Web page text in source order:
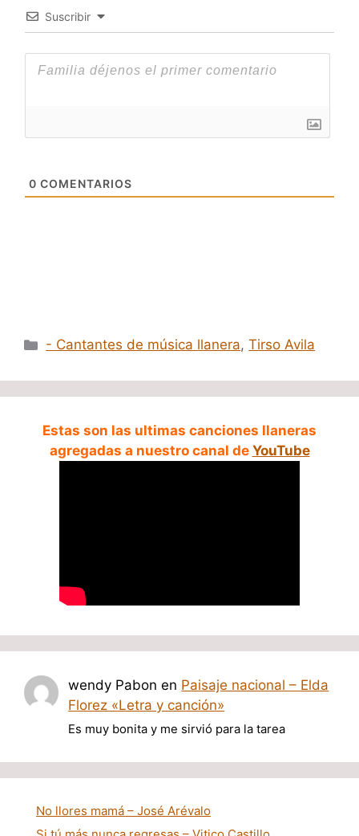
Suscribir
0 COMENTARIOS
Categorías
- Cantantes de música llanera,Tirso Avila
Estas son las ultimas canciones llaneras
agregadas a nuestro canal de YouTube
wendy Pabon en Paisaje nacional – Elda
Florez «Letra y canción»
Es muy bonita y me sirvió para la tarea
No llores mamá – José Arévalo